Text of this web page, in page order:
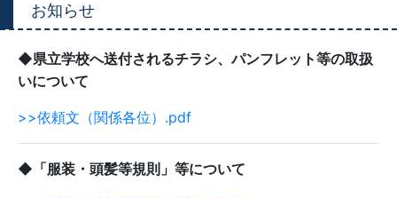
お知らせ
◆県立学校へ送付されるチラシ、パンフレット等の取扱
いについて
>>依頼文（関係各位）.pdf
◆「服装・頭髪等規則」等について